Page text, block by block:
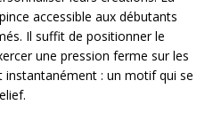
accessible aux débutants
Il suffit de positionner le
une pression ferme sur les
instantanément : un motif qui se